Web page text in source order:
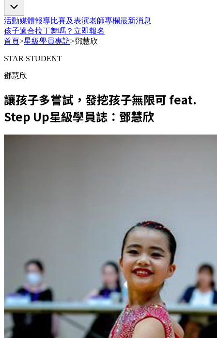
活動媒體報導比賽及表演老師專欄最新消息
孩子適合拉丁舞嗎？ 立即報名
首頁>星級學員專訪>鄧慧欣
STAR STUDENT
鄧慧欣
讓孩子多嘗試，發挖孩子無限可 feat.
Step Up星級學員誌：鄧慧欣